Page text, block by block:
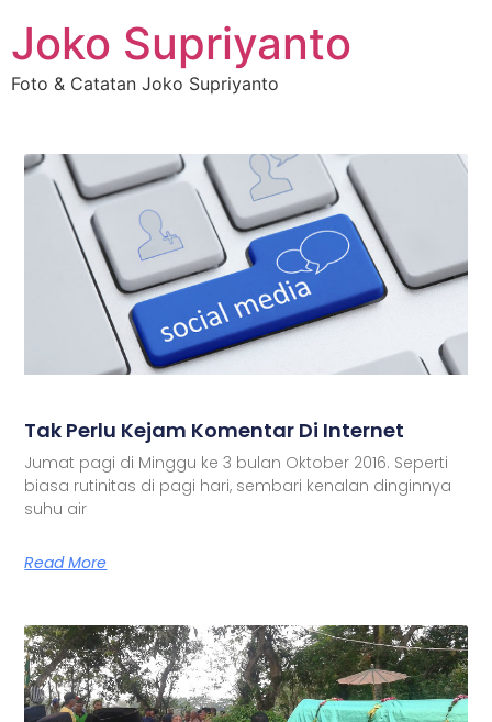
Joko Supriyanto
Foto & Catatan Joko Supriyanto
Tak Perlu Kejam Komentar Di Internet
Jumat pagi di Minggu ke 3 bulan Oktober 2016. Seperti
biasa rutinitas di pagi hari, sembari kenalan dinginnya
suhu air
Read More